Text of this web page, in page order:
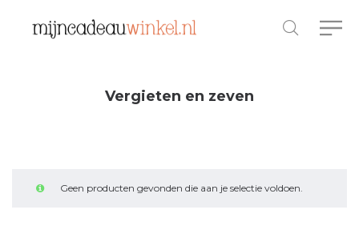
Vergieten en zeven
Geen producten gevonden die aan je selectie voldoen.